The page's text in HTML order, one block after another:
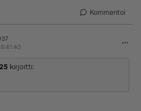
Kommentoi
kirjoitti: